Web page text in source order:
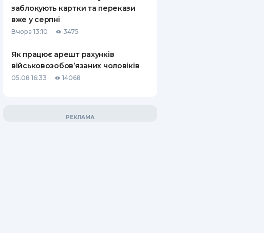
КОНТАКТИ
заблокують картки та перекази
вже у серпні
Вчора 13:10 3475
Як працює арешт рахунків
військовозобов’язаних чоловіків
05.08 16:33 14068